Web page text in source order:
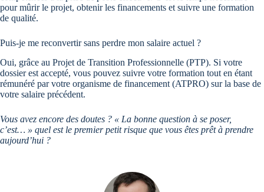
pour mûrir le projet, obtenir les financements et suivre une formation
de qualité.
Puis-je me reconvertir sans perdre mon salaire actuel ?
Oui, grâce au Projet de Transition Professionnelle (PTP). Si votre
dossier est accepté, vous pouvez suivre votre formation tout en étant
rémunéré par votre organisme de financement (ATPRO) sur la base de
votre salaire précédent.
Vous avez encore des doutes ? « La bonne question à se poser,
c’est… » quel est le premier petit risque que vous êtes prêt à prendre
aujourd’hui ?